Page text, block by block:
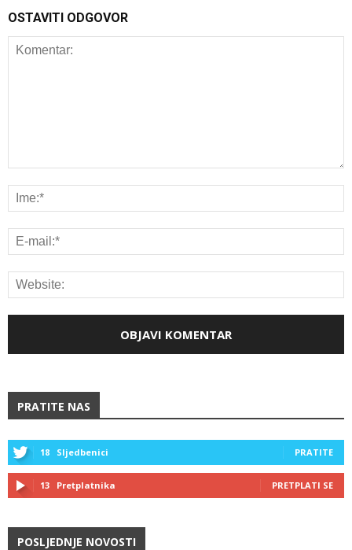
OSTAVITI ODGOVOR
PRATITE NAS
18 Sljedbenici PRATITE
13 Pretplatnika PRETPLATI SE
POSLJEDNJE NOVOSTI